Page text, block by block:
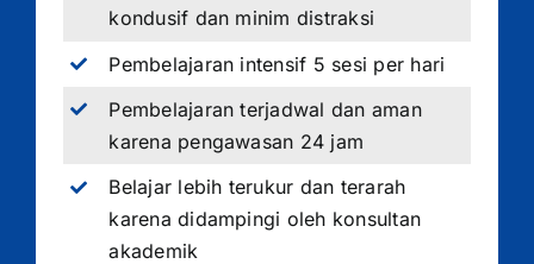
kondusif dan minim distraksi
Pembelajaran intensif 5 sesi per hari
Pembelajaran terjadwal dan aman
karena pengawasan 24 jam
Belajar lebih terukur dan terarah
karena didampingi oleh konsultan
akademik